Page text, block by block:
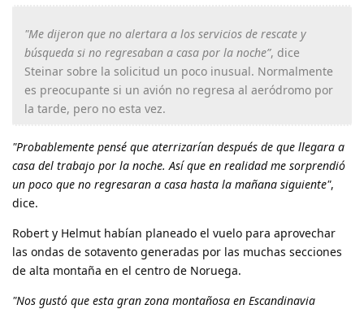
"Me dijeron que no alertara a los servicios de rescate y
búsqueda si no regresaban a casa por la noche”, dice
Steinar sobre la solicitud un poco inusual. Normalmente
es preocupante si un avión no regresa al aeródromo por
la tarde, pero no esta vez.
"Probablemente pensé que aterrizarían después de que llegara a
casa del trabajo por la noche. Así que en realidad me sorprendió
un poco que no regresaran a casa hasta la mañana siguiente",
dice.
Robert y Helmut habían planeado el vuelo para aprovechar
las ondas de sotavento generadas por las muchas secciones
de alta montaña en el centro de Noruega.
"Nos gustó que esta gran zona montañosa en Escandinavia